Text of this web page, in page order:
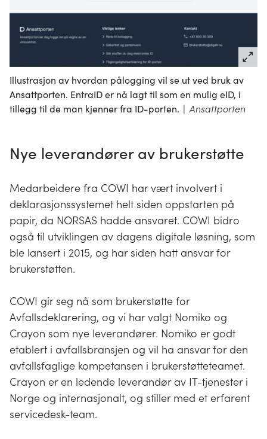
Illustrasjon av hvordan pålogging vil se ut ved bruk av
Ansattporten. EntraID er nå lagt til som en mulig eID, i
tillegg til de man kjenner fra ID-porten. | Ansattporten
Nye leverandører av brukerstøtte
Medarbeidere fra COWI har vært involvert i
deklarasjonssystemet helt siden oppstarten på
papir, da NORSAS hadde ansvaret. COWI bidro
også til utviklingen av dagens digitale løsning, som
ble lansert i 2015, og har siden hatt ansvar for
brukerstøtten.
COWI gir seg nå som brukerstøtte for
Avfallsdeklarering, og vi har valgt Nomiko og
Crayon som nye leverandører. Nomiko er godt
etablert i avfallsbransjen og vil ha ansvar for den
avfallsfaglige kompetansen i brukerstøtteteamet.
Crayon er en ledende leverandør av IT-tjenester i
Norge og internasjonalt, og stiller med et erfarent
servicedesk-team.